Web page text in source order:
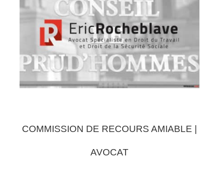
COMMISSION DE RECOURS AMIABLE |
AVOCAT